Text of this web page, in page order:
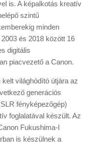
is. A képalkotás kreatív
szintű
minden
és 2018 között 16
digitális
piacvezető a Canon.
világhódító útjára az
generációs
fényképezőgép)
foglalatával készült. Az
Fukushima-I
is készülnek a